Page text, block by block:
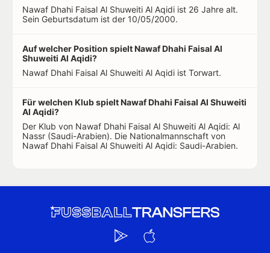
Nawaf Dhahi Faisal Al Shuweiti Al Aqidi ist 26 Jahre alt.
Sein Geburtsdatum ist der 10/05/2000.
Auf welcher Position spielt Nawaf Dhahi Faisal Al
Shuweiti Al Aqidi?
Nawaf Dhahi Faisal Al Shuweiti Al Aqidi ist Torwart.
Für welchen Klub spielt Nawaf Dhahi Faisal Al Shuweiti
Al Aqidi?
Der Klub von Nawaf Dhahi Faisal Al Shuweiti Al Aqidi: Al
Nassr (Saudi-Arabien). Die Nationalmannschaft von
Nawaf Dhahi Faisal Al Shuweiti Al Aqidi: Saudi-Arabien.